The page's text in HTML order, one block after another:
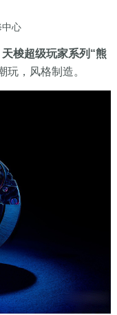
中心
天梭超级玩家系列“熊
玩，风格制造。